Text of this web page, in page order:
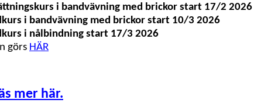
i bandvävning med brickor start 17/2 2026
i bandvävning med brickor start 10/3 2026
i nålbindning start 17/3 2026
görs HÄR
mer här.